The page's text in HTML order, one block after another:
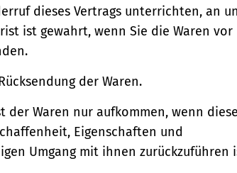
dieses Vertrags unterrichten, an
ist gewahrt, wenn Sie die Waren vor
der Waren.
der Waren nur aufkommen, wenn
Eigenschaften und
Umgang mit ihnen zurückzuführen